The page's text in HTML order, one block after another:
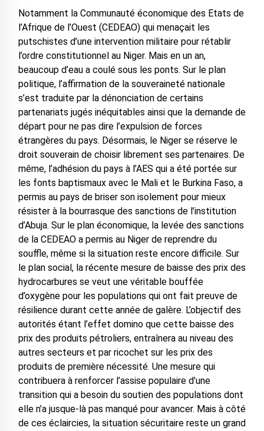
Notamment la Communauté économique des Etats de
l’Afrique de l’Ouest (CEDEAO) qui menaçait les
putschistes d’une intervention militaire pour rétablir
l’ordre constitutionnel au Niger. Mais en un an,
beaucoup d’eau a coulé sous les ponts. Sur le plan
politique, l’affirmation de la souveraineté nationale
s’est traduite par la dénonciation de certains
partenariats jugés inéquitables ainsi que la demande de
départ pour ne pas dire l’expulsion de forces
étrangères du pays. Désormais, le Niger se réserve le
droit souverain de choisir librement ses partenaires. De
même, l’adhésion du pays à l’AES qui a été portée sur
les fonts baptismaux avec le Mali et le Burkina Faso, a
permis au pays de briser son isolement pour mieux
résister à la bourrasque des sanctions de l’institution
d’Abuja. Sur le plan économique, la levée des sanctions
de la CEDEAO a permis au Niger de reprendre du
souffle, même si la situation reste encore difficile. Sur
le plan social, la récente mesure de baisse des prix des
hydrocarbures se veut une véritable bouffée
d’oxygène pour les populations qui ont fait preuve de
résilience durant cette année de galère. L’objectif des
autorités étant l’effet domino que cette baisse des
prix des produits pétroliers, entraînera au niveau des
autres secteurs et par ricochet sur les prix des
produits de première nécessité. Une mesure qui
contribuera à renforcer l’assise populaire d’une
transition qui a besoin du soutien des populations dont
elle n’a jusque-là pas manqué pour avancer. Mais à côté
de ces éclaircies, la situation sécuritaire reste un grand